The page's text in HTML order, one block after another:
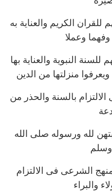
الكريم والعناية به
وعملا
النبوية والعناية بها
منزلتها من الدين
بالسنة والحذر من
لله ورسوله صلى الله
وسلم
الشرعى فى الالتزام
والبراء